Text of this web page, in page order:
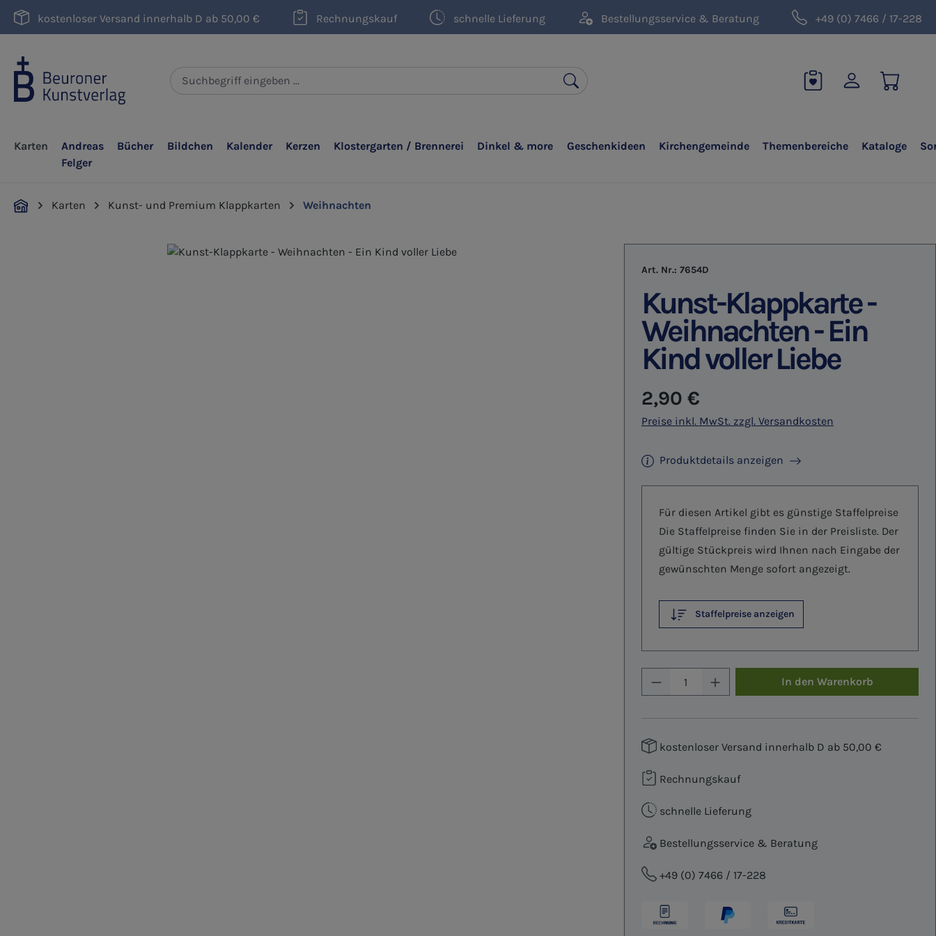
Hauptinhalt springen
Zur Suche springen
Zur Hauptnavigation springen
kostenloser Versand innerhalb D ab 50,00 € Rechnungskauf schnelle Lieferung Bestellungsservice & Beratung +49 (0) 7466 / 17-228
Karten
Andreas
Felger
Bücher Bildchen Kalender Kerzen Klostergarten / Brennerei Dinkel & more Geschenkideen Kirchengemeinde Themenbereiche Kataloge
Karten Kunst- und Premium Klappkarten Weihnachten
Art. Nr.: 7654D
Kunst-Klappkarte -
Weihnachten - Ein
Kind voller Liebe
Regulärer Preis:
2,90 €
Preise inkl. MwSt. zzgl. Versandkosten
Produktdetails anzeigen
Für diesen Artikel gibt es günstige Staffelpreise
Die Staffelpreise finden Sie in der Preisliste. Der
gültige Stückpreis wird Ihnen nach Eingabe der
gewünschten Menge sofort angezeigt.
Staffelpreise anzeigen
Produkt Anzahl: Gib den
In den Warenkorb
kostenloser Versand innerhalb D ab 50,00 €
Rechnungskauf
schnelle Lieferung
Bestellungsservice & Beratung
+49 (0) 7466 / 17-228